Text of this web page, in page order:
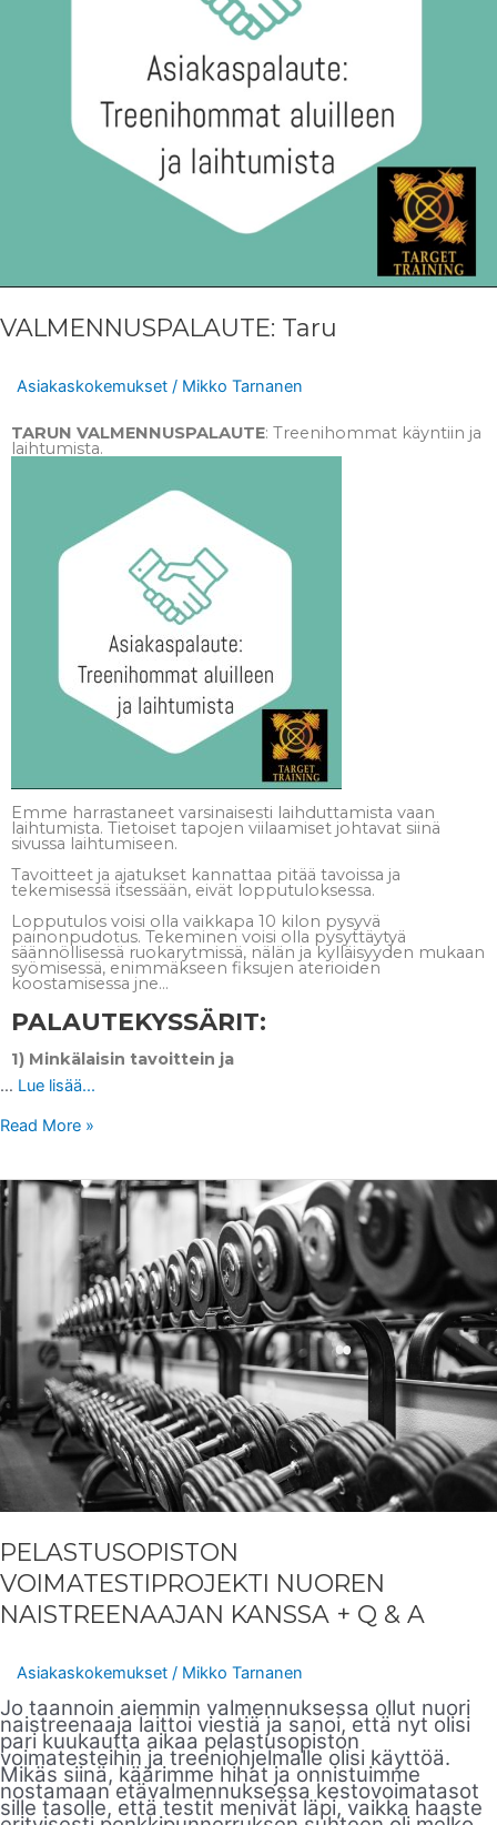
VALMENNUSPALAUTE: Taru
Asiakaskokemukset/ Mikko Tarnanen
TARUN VALMENNUSPALAUTE: Treenihommat käyntiin ja
laihtumista.
Emme harrastaneet varsinaisesti laihduttamista vaan
laihtumista. Tietoiset tapojen viilaamiset johtavat siinä
sivussa laihtumiseen.
Tavoitteet ja ajatukset kannattaa pitää tavoissa ja
tekemisessä itsessään, eivät lopputuloksessa.
Lopputulos voisi olla vaikkapa 10 kilon pysyvä
painonpudotus. Tekeminen voisi olla pysyttäytyä
säännöllisessä ruokarytmissä, nälän ja kylläisyyden mukaan
syömisessä, enimmäkseen fiksujen aterioiden
koostamisessa jne…
PALAUTEKYSSÄRIT:
1) Minkälaisin tavoittein ja
… Lue lisää...
Read More »
PELASTUSOPISTON
VOIMATESTIPROJEKTI NUOREN
NAISTREENAAJAN KANSSA + Q & A
Asiakaskokemukset/ Mikko Tarnanen
Jo taannoin aiemmin valmennuksessa ollut nuori
naistreenaaja laittoi viestiä ja sanoi, että nyt olisi
pari kuukautta aikaa pelastusopiston
voimatesteihin ja treeniohjelmalle olisi käyttöä.
Mikäs siinä, käärimme hihat ja onnistuimme
nostamaan etävalmennuksessa kestovoimatasot
sille tasolle, että testit menivät läpi, vaikka haaste
PELASTUSOPISTON
VOIMATESTIPROJEKTI
NAISTREENAAJAN
KANSSA
+
&
A